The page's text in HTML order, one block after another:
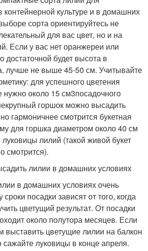
культуре и в домашних
сорта ориентируйтесь не
для вас цвет, но и на
Если у вас нет оранжереи или
достаточной будет высота в
лучше не выше 45-50 см. Учитывайте
для успешного цветения
нужно около 15 см3посадочного
горшок можно высадить
гармоничнее смотрится букетная
для горшка диаметром около 40 см
лилий (такой живой букет
смотрится).
лилии в домашних условиях
в домашних условиях очень
сроки посадки зависят от того, когда
цветущий результат. От посадки
около полутора месяцев. Если
выставить цветущие лилии на балкон
сажайте луковицы в конце апреля.